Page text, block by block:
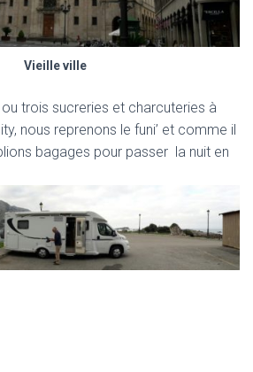
Vieille ville
trois sucreries et charcuteries à
nous reprenons le funi’ et comme il
bagages pour passer la nuit en